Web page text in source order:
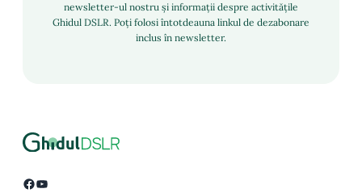
newsletter-ul nostru și informații despre activitățile
Ghidul DSLR. Poți folosi întotdeauna linkul de dezabonare
inclus în newsletter.
Facebook YouTube